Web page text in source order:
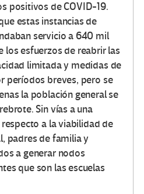
positivos de COVID-19.
estas instancias de
servicio a 640 mil
los esfuerzos de reabrir las
limitada y medidas de
períodos breves, pero se
la población general se
Sin vías a una
a la viabilidad de
padres de familia y
a generar nodos
que son las escuelas